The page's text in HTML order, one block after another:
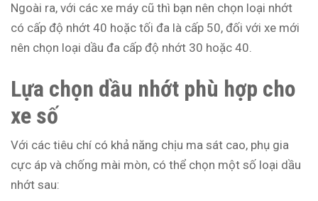
Ngoài ra, với các xe máy cũ thì bạn nên chọn loại nhớt
có cấp độ nhớt 40 hoặc tối đa là cấp 50, đối với xe mới
nên chọn loại dầu đa cấp độ nhớt 30 hoặc 40.
Lựa chọn dầu nhớt phù hợp cho
xe số
Với các tiêu chí có khả năng chịu ma sát cao, phụ gia
cực áp và chống mài mòn, có thể chọn một số loại dầu
nhớt sau: